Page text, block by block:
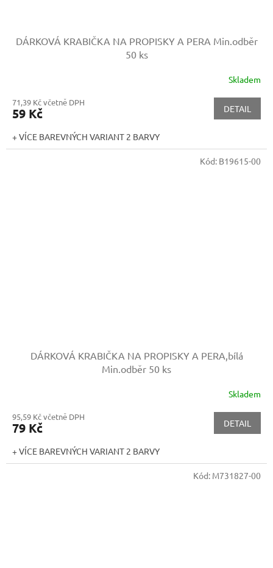
DÁRKOVÁ KRABIČKA NA PROPISKY A PERA Min.odběr
50 ks
Skladem
71,39 Kč včetně DPH
59 Kč DETAIL
+ VÍCE BAREVNÝCH VARIANT 2 BARVY
DÁRKOVÁ KRABIČKA NA PROPISKY A PERA,bílá
Min.odběr 50 ks
Skladem
95,59 Kč včetně DPH
79 Kč DETAIL
+ VÍCE BAREVNÝCH VARIANT 2 BARVY
Kód: B19615-00
Kód: M731827-00